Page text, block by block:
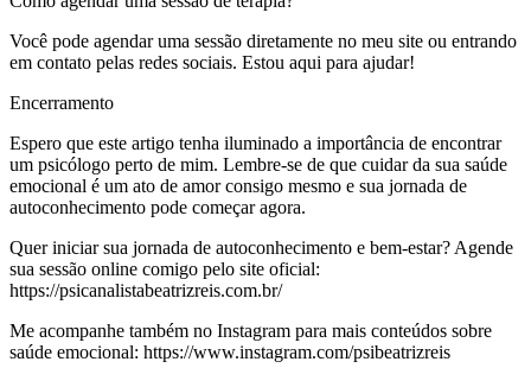
Você pode agendar uma sessão diretamente no meu site ou entrando
em contato pelas redes sociais. Estou aqui para ajudar!
Encerramento
Espero que este artigo tenha iluminado a importância de encontrar
um psicólogo perto de mim. Lembre-se de que cuidar da sua saúde
emocional é um ato de amor consigo mesmo e sua jornada de
autoconhecimento pode começar agora.
Quer iniciar sua jornada de autoconhecimento e bem-estar? Agende
sua sessão online comigo pelo site oficial:
https://psicanalistabeatrizreis.com.br/
Me acompanhe também no Instagram para mais conteúdos sobre
saúde emocional: https://www.instagram.com/psibeatrizreis